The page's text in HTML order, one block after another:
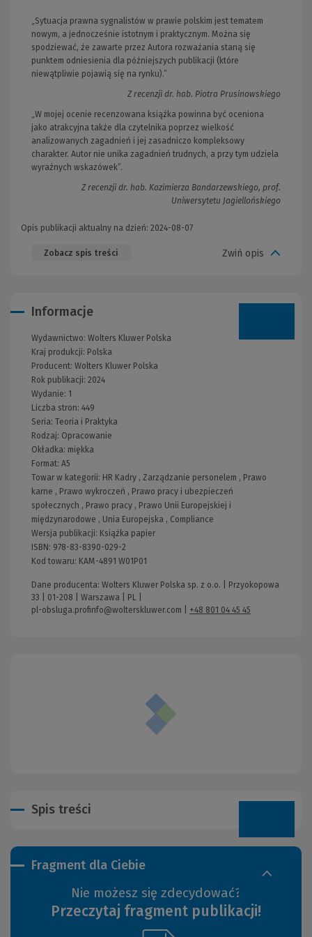
„Sytuacja prawna sygnalistów w prawie polskim jest tematem
nowym, a jednocześnie istotnym i praktycznym. Można się
spodziewać, że zawarte przez Autora rozważania staną się
punktem odniesienia dla późniejszych publikacji (które
niewątpliwie pojawią się na rynku).”
Z recenzji dr. hab. Piotra Prusinowskiego
„W mojej ocenie recenzowana książka powinna być oceniona
jako atrakcyjna także dla czytelnika poprzez wielkość
analizowanych zagadnień i jej zasadniczo kompleksowy
charakter. Autor nie unika zagadnień trudnych, a przy tym udziela
wyraźnych wskazówek”.
Z recenzji dr. hab. Kazimierza Bandarzewskiego, prof.
Uniwersytetu Jagiellońskiego
Opis publikacji aktualny na dzień: 2024-08-07
Zobacz spis treści Zwiń opis
Fragment dla Ciebie
Nie możesz się zdecydować?
Przeczytaj fragment publikacji!
Informacje
Wydawnictwo: Wolters Kluwer Polska
Kraj produkcji: Polska
Producent: Wolters Kluwer Polska
Rok publikacji: 2024
Wydanie: 1
Liczba stron: 449
Seria: Teoria i Praktyka
Rodzaj: Opracowanie
Okładka: miękka
Format: A5
Towar w kategorii: HR Kadry , Zarządzanie personelem , Prawo
karne , Prawo wykroczeń , Prawo pracy i ubezpieczeń
społecznych , Prawo pracy , Prawo Unii Europejskiej i
międzynarodowe , Unia Europejska , Compliance
Wersja publikacji: Książka papier
ISBN: 978-83-8390-029-2
Kod towaru: KAM-4891 W01P01
Dane producenta: Wolters Kluwer Polska sp. z o.o. | Przyokopowa
33 | 01-208 | Warszawa | PL |
pl-obsluga.profinfo@wolterskluwer.com
+48 801 04 45 45
Spis treści